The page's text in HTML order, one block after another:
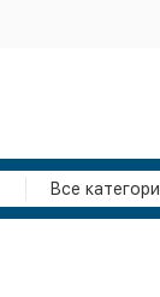
Все